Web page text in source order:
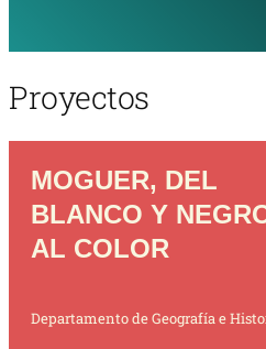
Proyectos
MOGUER, DEL
BLANCO Y
AL COLOR
Departamento de Geografía e